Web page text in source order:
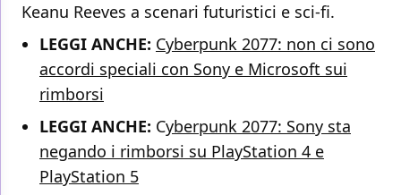
Keanu Reeves a scenari futuristici e sci-fi.
LEGGI ANCHE: Cyberpunk 2077: non ci sono
accordi speciali con Sony e Microsoft sui
rimborsi
LEGGI ANCHE: Cyberpunk 2077: Sony sta
negando i rimborsi su PlayStation 4 e
PlayStation 5